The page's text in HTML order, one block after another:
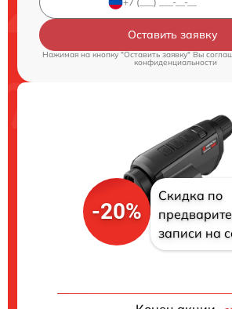
Оставить заявку
Нажимая на кнопку "Оставить заявку" Вы
конфиденциальности
-20%
Скидка по
записи на